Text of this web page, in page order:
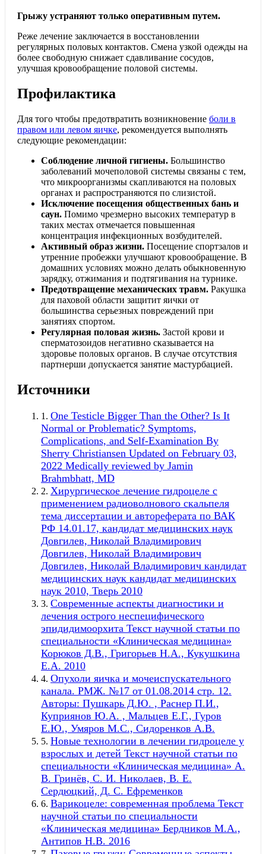
Грыжу устраняют только оперативным путем.
Реже лечение заключается в восстановлении
регулярных половых контактов. Смена узкой одежды на
более свободную снижает сдавливание сосудов,
улучшая кровообращение половой системы.
Профилактика
Для того чтобы предотвратить возникновение боли в
правом или левом яичке, рекомендуется выполнять
следующие рекомендации:
Соблюдение личной гигиены. Большинство
заболеваний мочеполовой системы связаны с тем,
что микроорганизмы скапливаются на половых
органах и распространяются по слизистой.
Исключение посещения общественных бань и
саун. Помимо чрезмерно высоких температур в
таких местах отмечается повышенная
концентрация инфекционных возбудителей.
Активный образ жизни. Посещение спортзалов и
утренние пробежки улучшают кровообращение. В
домашних условиях можно делать обыкновенную
зарядку, отжимания и подтягивания на турнике.
Предотвращение механических травм. Ракушка
для паховой области защитит яички от
большинства серьезных повреждений при
занятиях спортом.
Регулярная половая жизнь. Застой крови и
сперматозоидов негативно сказывается на
здоровье половых органов. В случае отсутствия
партнерши допускается занятие мастурбацией.
Источники
1. One Testicle Bigger Than the Other? Is It
Normal or Problematic? Symptoms,
Complications, and Self-Examination By
Sherry Christiansen Updated on February 03,
2022 Medically reviewed by Jamin
Brahmbhatt, MD
2. Хирургическое лечение гидроцеле с
применением радиоволнового скальпеля
тема диссертации и автореферата по ВАК
РФ 14.01.17, кандидат медицинских наук
Довгилев, Николай Владимирович
Довгилев, Николай Владимирович
Довгилев, Николай Владимирович кандидат
медицинских наук кандидат медицинских
наук 2010, Тверь 2010
3. Современные аспекты диагностики и
лечения острого неспецифического
эпидидимоорхита Текст научной статьи по
специальности «Клиническая медицина»
Корюков Д.В., Григорьев Н.А., Кукушкина
Е.А. 2010
4. Опухоли яичка и мочеиспускательного
канала. РМЖ. №17 от 01.08.2014 стр. 12.
Авторы: Пушкарь Д.Ю. , Раснер П.И.,
Куприянов Ю.А. , Мальцев Е.Г., Гуров
Е.Ю., Умяров М.С., Сидоренков А.В.
5. Новые технологии в лечении гидроцеле у
взрослых и детей Текст научной статьи по
специальности «Клиническая медицина» А.
В. Гринёв, С. И. Николаев, В. Е.
Сердюцкий, Д. С. Ефременков
6. Варикоцеле: современная проблема Текст
научной статьи по специальности
«Клиническая медицина» Бердников М.А.,
Антипов Н.В. 2016